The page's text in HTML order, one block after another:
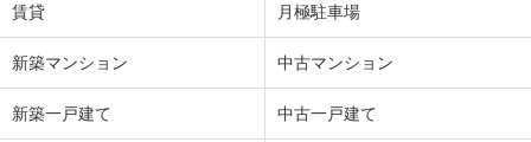
賃貸 月極駐車場
新築マンション 中古マンション
新築一戸建て 中古一戸建て